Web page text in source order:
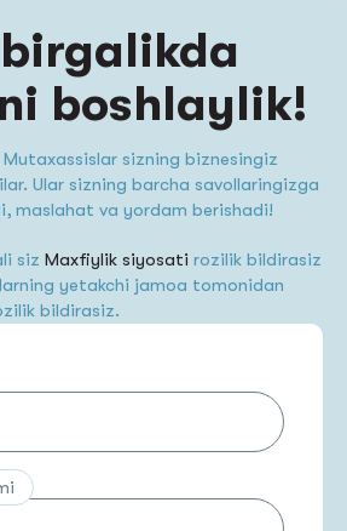
boshlaylik!
Mutaxassislar sizning biznesingiz
Ular sizning barcha savollaringizga
maslahat va yordam berishadi!
siz Maxfiylik siyosati rozilik bildirasiz
yetakchi jamoa tomonidan
bildirasiz.